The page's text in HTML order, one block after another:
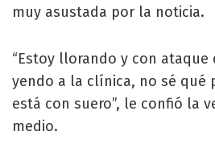
muy asustada por la noticia.
“Estoy llorando y con ataque
yendo a la clínica, no sé qué
está con suero”, le confió la
medio.